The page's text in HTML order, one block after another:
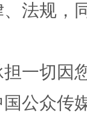
法规，
一切因
公众传